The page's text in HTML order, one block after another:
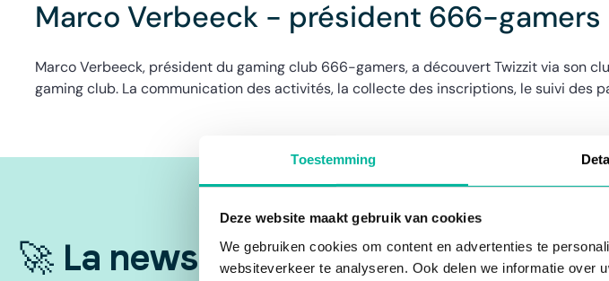
Toestemming
Deze website maakt gebruik van cookies
We gebruiken cookies om content en advertenties te
websiteverkeer te analyseren. Ook delen we informatie over
Marco Verbeeck - président 666-gamers
Marco Verbeeck, président du gaming club 666-gamers, a découvert Twizzit via son
gaming club. La communication des activités, la collecte des inscriptions, le suivi des
🚀 La newsletter incontournable